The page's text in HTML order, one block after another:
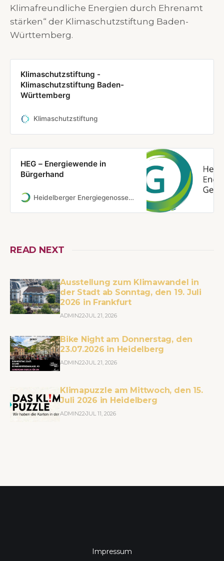
Klimafreundliche Energien durch Ehrenamt
stärken“ der Klimaschutzstiftung Baden-
Württemberg.
Klimaschutzstiftung -
Klimaschutzstiftung Baden-
Württemberg
Klimaschutzstiftung
HEG – Energiewende in
Bürgerhand
Heidelberger Energiegenossenschaft
READ NEXT
Ausstellung zum Klimawandel in
der Stadt ab Sonntag, den 19. Juli
2026 in Frankfurt
ADMIN22 JUL 21, 2026
Bike Night am Donnerstag, den
23.07.2026 in Heidelberg
ADMIN22 JUL 21, 2026
Klimapuzzle am Mittwoch, den 15.
Juli 2026 in Heidelberg
ADMIN22 JUL 11, 2026
Impressum